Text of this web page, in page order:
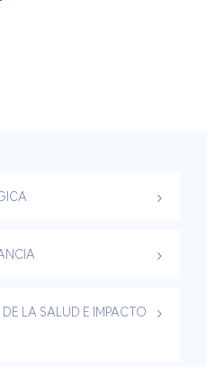
LA SALUD E IMPACTO